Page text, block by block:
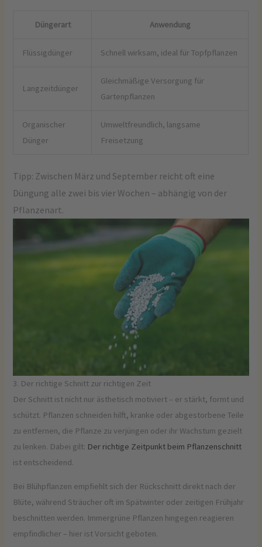
Düngerart Anwendung
Flüssigdünger Schnell wirksam, ideal für Topfpflanzen
Langzeitdünger
Gleichmäßige Versorgung für
Gartenpflanzen
Organischer
Dünger
Umweltfreundlich, langsame
Freisetzung
Tipp: Zwischen März und September reicht oft eine
Düngung alle zwei bis vier Wochen – abhängig von der
Pflanzenart.
3. Der richtige Schnitt zur richtigen Zeit
Der Schnitt ist nicht nur ästhetisch motiviert – er stärkt, formt und
schützt. Pflanzen schneiden hilft, kranke oder abgestorbene Teile
zu entfernen, die Pflanze zu verjüngen oder ihr Wachstum gezielt
zu lenken. Dabei gilt: Der richtige Zeitpunkt beim Pflanzenschnitt
ist entscheidend.
Bei Blühpflanzen empfiehlt sich der Rückschnitt direkt nach der
Blüte, während Sträucher oft im Spätwinter oder zeitigen Frühjahr
beschnitten werden. Immergrüne Pflanzen hingegen reagieren
empfindlicher – hier ist Vorsicht geboten.